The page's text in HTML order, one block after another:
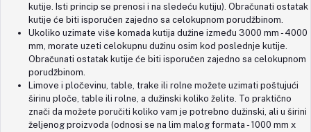
kutije. Isti princip se prenosi i na sledeću kutiju). Obračunati ostatak
kutije će biti isporučen zajedno sa celokupnom porudžbinom.
Ukoliko uzimate više komada kutija dužine između 3000 mm - 4000
mm, morate uzeti celokupnu dužinu osim kod poslednje kutije.
Obračunati ostatak kutije će biti isporučen zajedno sa celokupnom
porudžbinom.
Limove i pločevinu, table, trake ili rolne možete uzimati poštujući
širinu ploče, table ili rolne, a dužinski koliko želite. To praktično
znači da možete poručiti koliko vam je potrebno dužinski, ali u širini
željenog proizvoda (odnosi se na lim malog formata - 1000 mm x